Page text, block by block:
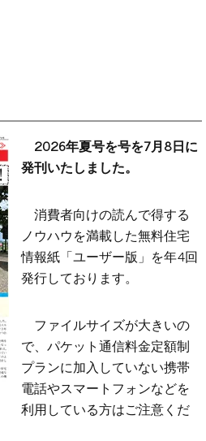
2026年夏号を号を7月8日に
発刊いたしました。
消費者向けの読んで得する
ノウハウを満載した無料住宅
情報紙「ユーザー版」を年4回
発行しております。
ファイルサイズが大きいの
で、パケット通信料金定額制
プランに加入していない携帯
電話やスマートフォンなどを
利用している方はご注意くだ